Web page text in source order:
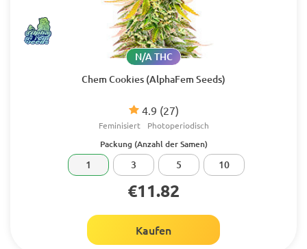
Chem Cookies (AlphaFem Seeds)
4.9 (27)
N/A THC
Feminisiert Photoperiodisch
Packung (Anzahl der Samen)
1 3 5 10
€11.82
Kaufen